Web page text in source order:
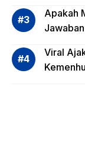
Saja?
Apakah
Viral